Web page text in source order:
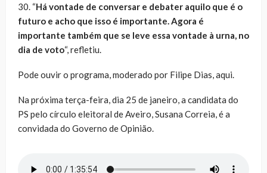
30. “Há vontade de conversar e debater aquilo que é o
futuro e acho que isso é importante. Agora é
importante também que se leve essa vontade à urna, no
dia de voto“, refletiu.
Pode ouvir o programa, moderado por Filipe Dias, aqui.
Na próxima terça-feira, dia 25 de janeiro, a candidata do
PS pelo círculo eleitoral de Aveiro, Susana Correia, é a
convidada do Governo de Opinião.